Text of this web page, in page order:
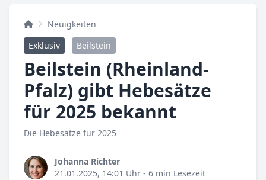
Neuigkeiten
Exklusiv
Beilstein
Beilstein (Rheinland-
Pfalz) gibt Hebesätze
für 2025 bekannt
Die Hebesätze für 2025
Johanna Richter
21.01.2025, 14:01 Uhr - 6 min Lesezeit